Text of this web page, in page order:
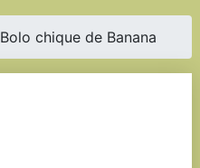
Bolo chique de Banana